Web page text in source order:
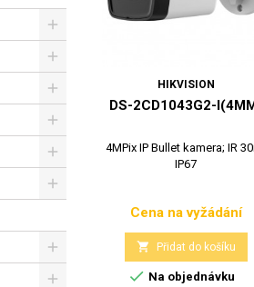
HIKVISION
DS-2CD1043G2-
4MPix IP Bullet kamera; IR
IP67
Cena
Cena na vyžádání
 Přidat do košíku
 Na objednávku